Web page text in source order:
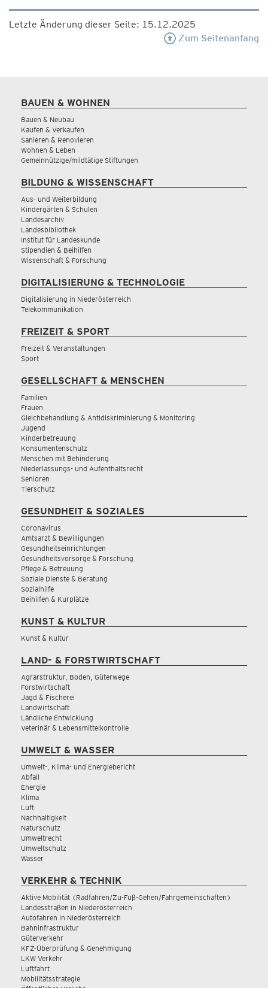
Letzte Änderung dieser Seite: 15.12.2025
Zum Seitenanfang
BAUEN & WOHNEN
Bauen & Neubau
Kaufen & Verkaufen
Sanieren & Renovieren
Wohnen & Leben
Gemeinnützige/mildtätige Stiftungen
BILDUNG & WISSENSCHAFT
Aus- und Weiterbildung
Kindergärten & Schulen
Landesarchiv
Landesbibliothek
Institut für Landeskunde
Stipendien & Beihilfen
Wissenschaft & Forschung
DIGITALISIERUNG & TECHNOLOGIE
Digitalisierung in Niederösterreich
Telekommunikation
FREIZEIT & SPORT
Freizeit & Veranstaltungen
Sport
GESELLSCHAFT & MENSCHEN
Familien
Frauen
Gleichbehandlung & Antidiskriminierung & Monitoring
Jugend
Kinderbetreuung
Konsumentenschutz
Menschen mit Behinderung
Niederlassungs- und Aufenthaltsrecht
Senioren
Tierschutz
GESUNDHEIT & SOZIALES
Coronavirus
Amtsarzt & Bewilligungen
Gesundheitseinrichtungen
Gesundheitsvorsorge & Forschung
Pflege & Betreuung
Soziale Dienste & Beratung
Sozialhilfe
Beihilfen & Kurplätze
KUNST & KULTUR
Kunst & Kultur
LAND- & FORSTWIRTSCHAFT
Agrarstruktur, Boden, Güterwege
Forstwirtschaft
Jagd & Fischerei
Landwirtschaft
Ländliche Entwicklung
Veterinär & Lebensmittelkontrolle
UMWELT & WASSER
Umwelt-, Klima- und Energiebericht
Abfall
Energie
Klima
Luft
Nachhaltigkeit
Naturschutz
Umweltrecht
Umweltschutz
Wasser
VERKEHR & TECHNIK
Aktive Mobilität (Radfahren/Zu-Fuß-Gehen/Fahrgemeinschaften)
Landesstraßen in Niederösterreich
Autofahren in Niederösterreich
Bahninfrastruktur
Güterverkehr
KFZ-Überprüfung & Genehmigung
LKW Verkehr
Luftfahrt
Mobilitätsstrategie